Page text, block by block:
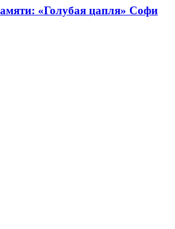
«Голубая цапля» Софи